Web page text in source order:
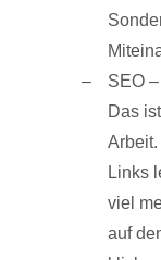
SEO
Das
Links
viel
auf